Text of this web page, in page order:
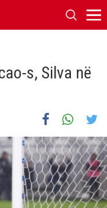
s, Silva në